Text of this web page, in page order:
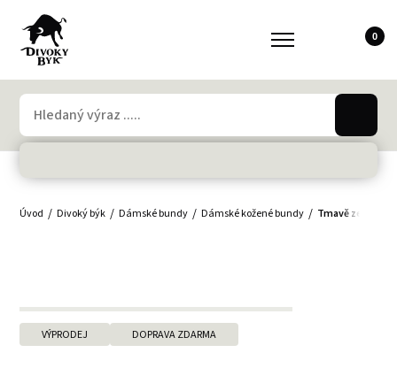
0
Úvod Divoký býk Dámské bundy Dámské kožené bundy Tmavě zelená
VÝPRODEJ DOPRAVA ZDARMA